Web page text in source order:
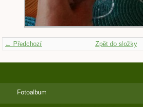
← Předchozí Zpět do složky
Fotoalbum